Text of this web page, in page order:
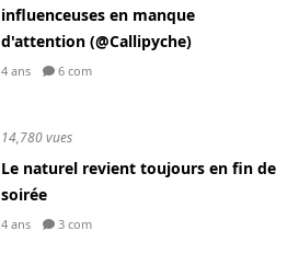
influenceuses en manque
d'attention (@Callipyche)
4 ans 6 com
14,780 vues
Le naturel revient toujours en fin de
soirée
4 ans 3 com